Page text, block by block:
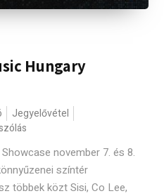
Hungary
Jegyelővétel
november 7. és 8.
színtér
többek közt Sisi, Co Lee,